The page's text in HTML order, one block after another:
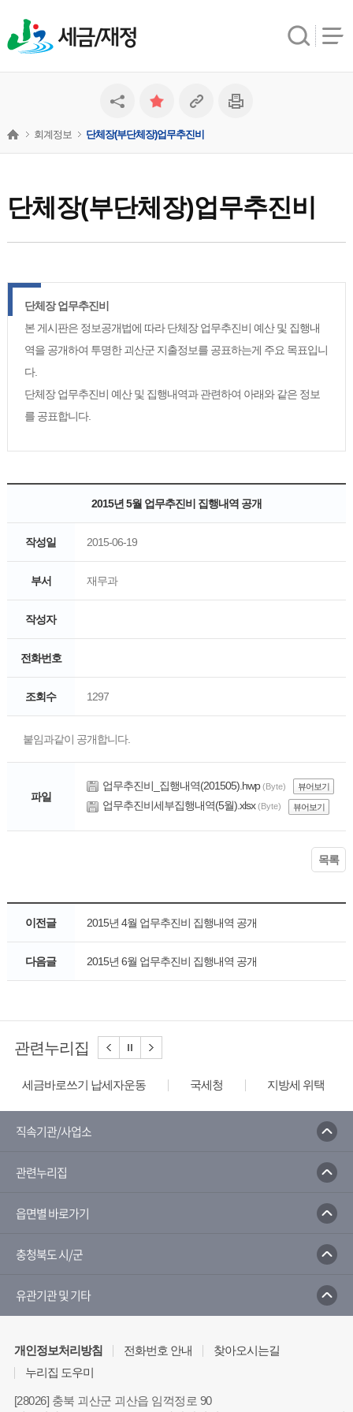
세금/재정
단체장(부단체장)업무추진비
회계정보 단체장(부단체장)업무추진비
단체장 업무추진비
본 게시판은 정보공개법에 따라 단체장 업무추진비 예산 및 집행내
역을 공개하여 투명한 괴산군 지출정보를 공표하는게 주요 목표입니
다.
단체장 업무추진비 예산 및 집행내역과 관련하여 아래와 같은 정보
를 공표합니다.
2015년 5월 업무추진비 집행내역 공개
작성일 2015-06-19
부서 재무과
작성자
전화번호
조회수 1297
붙임과같이 공개합니다.
파일
업무추진비_집행내역(201505).hwp (Byte) 뷰어보기
업무추진비세부집행내역(5월).xlsx (Byte) 뷰어보기
목록
이전글 2015년 4월 업무추진비 집행내역 공개
다음글 2015년 6월 업무추진비 집행내역 공개
관련누리집
세금바로쓰기 납세자운동 국세청 지방세 위택스
직속기관/사업소
관련누리집
읍면별 바로가기
충청북도 시/군
유관기관 및 기타
개인정보처리방침 전화번호 안내
찾아오시는길
누리집 도우미
[28026] 충북 괴산군 괴산읍 임꺽정로 90